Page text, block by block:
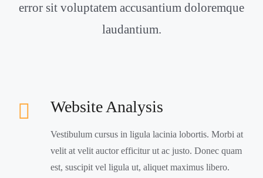
error sit voluptatem accusantium doloremque
laudantium.
Website Analysis
Vestibulum cursus in ligula lacinia lobortis. Morbi at
velit at velit auctor efficitur ut ac justo. Donec quam
est, suscipit vel ligula ut, aliquet maximus libero.